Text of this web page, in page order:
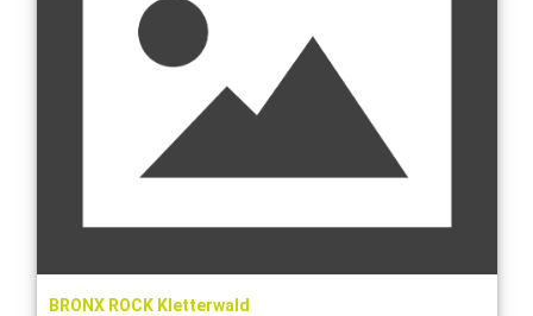
BRONX ROCK Kletterwald